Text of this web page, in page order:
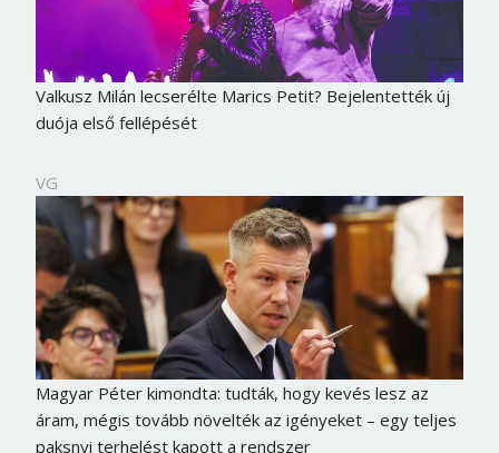
Valkusz Milán lecserélte Marics Petit? Bejelentették új
duója első fellépését
VG
Magyar Péter kimondta: tudták, hogy kevés lesz az
áram, mégis tovább növelték az igényeket – egy teljes
paksnyi terhelést kapott a rendszer